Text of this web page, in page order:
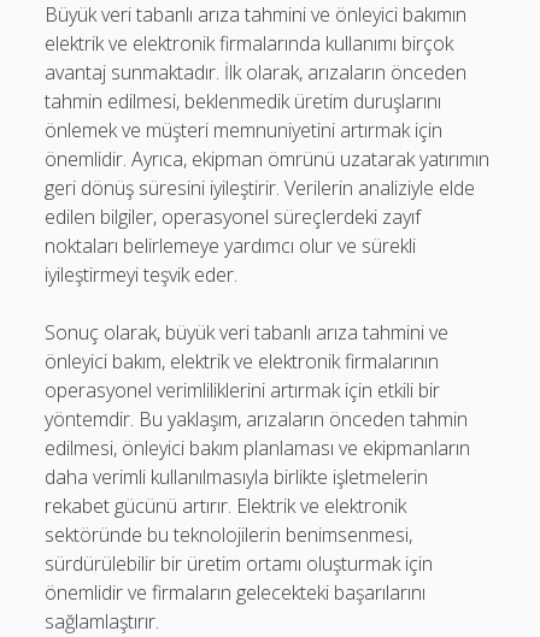
Büyük veri tabanlı arıza tahmini ve önleyici bakımın
elektrik ve elektronik firmalarında kullanımı birçok
avantaj sunmaktadır. İlk olarak, arızaların önceden
tahmin edilmesi, beklenmedik üretim duruşlarını
önlemek ve müşteri memnuniyetini artırmak için
önemlidir. Ayrıca, ekipman ömrünü uzatarak yatırımın
geri dönüş süresini iyileştirir. Verilerin analiziyle elde
edilen bilgiler, operasyonel süreçlerdeki zayıf
noktaları belirlemeye yardımcı olur ve sürekli
iyileştirmeyi teşvik eder.
Sonuç olarak, büyük veri tabanlı arıza tahmini ve
önleyici bakım, elektrik ve elektronik firmalarının
operasyonel verimliliklerini artırmak için etkili bir
yöntemdir. Bu yaklaşım, arızaların önceden tahmin
edilmesi, önleyici bakım planlaması ve ekipmanların
daha verimli kullanılmasıyla birlikte işletmelerin
rekabet gücünü artırır. Elektrik ve elektronik
sektöründe bu teknolojilerin benimsenmesi,
sürdürülebilir bir üretim ortamı oluşturmak için
önemlidir ve firmaların gelecekteki başarılarını
sağlamlaştırır.